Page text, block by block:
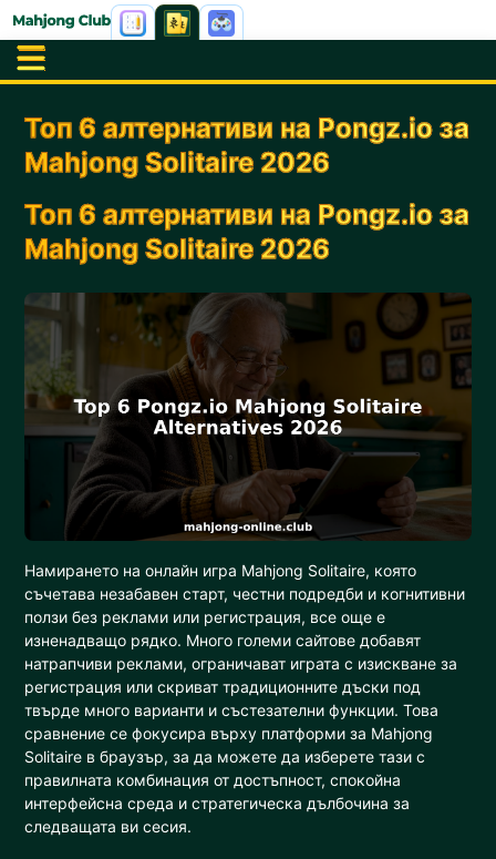
Топ 6 алтернативи на Pongz.io за
Mahjong Solitaire 2026
Топ 6 алтернативи на Pongz.io за
Mahjong Solitaire 2026
Намирането на онлайн игра Mahjong Solitaire, която
съчетава незабавен старт, честни подредби и когнитивни
ползи без реклами или регистрация, все още е
изненадващо рядко. Много големи сайтове добавят
натрапчиви реклами, ограничават играта с изискване за
регистрация или скриват традиционните дъски под
твърде много варианти и състезателни функции. Това
сравнение се фокусира върху платформи за Mahjong
Solitaire в браузър, за да можете да изберете тази с
правилната комбинация от достъпност, спокойна
интерфейсна среда и стратегическа дълбочина за
следващата ви сесия.